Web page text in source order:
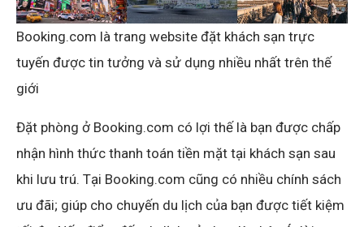
Booking.com là trang website đặt khách sạn trực
tuyến được tin tưởng và sử dụng nhiều nhất trên thế
giới
Đặt phòng ở Booking.com có lợi thế là bạn được chấp
nhận hình thức thanh toán tiền mặt tại khách sạn sau
khi lưu trú. Tại Booking.com cũng có nhiều chính sách
ưu đãi; giúp cho chuyến du lịch của bạn được tiết kiệm